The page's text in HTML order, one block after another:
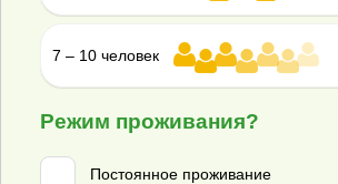
энергонезависимый ?
274 000 ₽
7 – 10 человек
Режим проживания?
Постоянное проживание